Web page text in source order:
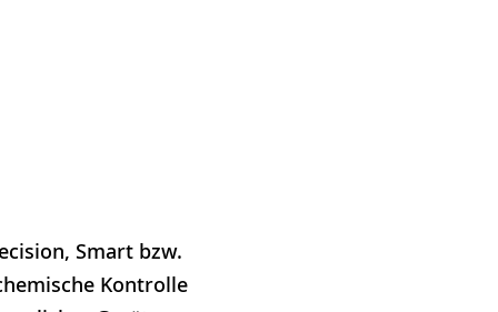
Smart bzw.
Kontrolle